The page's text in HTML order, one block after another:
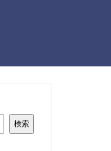
検索